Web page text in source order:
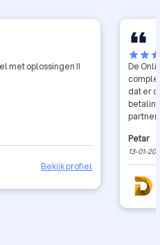
met oplossingen !!
Bekijk profiel
starstar
De
dat er
partner.
Petar
13-01-